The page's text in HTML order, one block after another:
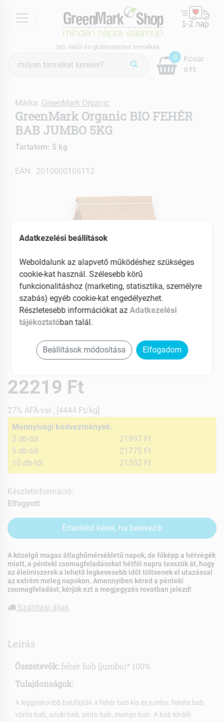
menu
bio, natúr és gluténmentes termékek
keresés
0
0 Ft
Kosár
Márka: GreenMark Organic
GreenMark Organic BIO FEHÉR
BAB JUMBO 5KG
Tartalom: 5 kg
EAN: 2010000106112
22219 Ft
27% ÁFÁ-val , [4444 Ft/kg]
Mennyiségi kedvezmények:
2 db-tól
21997 Ft
5 db-tól
21775 Ft
10 db-tól
21552 Ft
Készletinformáció:
Elfogyott
Értesítést kérek, ha beérkezik
A közelgő magas átlaghőmérsékletű napok, de főképp a hétvégék
miatt, a pénteki csomagfeladásokat hétfői napra tesszük át, hogy
az élelmiszerek a lehető legkevesebb időt töltsenek el utazással
az extrém meleg napokon. Amennyiben kéred a pénteki
csomagfeladást, kérjük ezt a megjegyzés rovatban jelezd!
Szállítási díjak
Leírás
Összetevők: fehér bab (jumbo)* 100%
Tulajdonságok:
A leggyakoribb babfajták a fehér bab kis és jumbo, fekete bab,
vörös bab, azuki bab, pinto bab, mungo bab. A bab kiváló
Adatkezelési beállítások
Weboldalunk az alapvető működéshez szükséges
cookie-kat használ. Szélesebb körű
funkcionalitáshoz (marketing, statisztika, személyre
szabás) egyéb cookie-kat engedélyezhet.
Részletesebb információkat azAdatkezelési
tájékoztatóban talál.
Beállítások módosítása Elfogadom